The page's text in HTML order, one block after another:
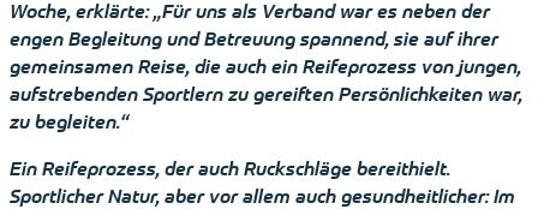
Woche, erklärte: „Für uns als Verband war es neben der
engen Begleitung und Betreuung spannend, sie auf ihrer
gemeinsamen Reise, die auch ein Reifeprozess von jungen,
aufstrebenden Sportlern zu gereiften Persönlichkeiten war,
zu begleiten.“
Ein Reifeprozess, der auch Ruckschläge bereithielt.
Sportlicher Natur, aber vor allem auch gesundheitlicher: Im